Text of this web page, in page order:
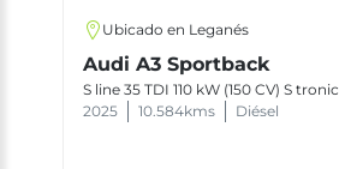
Ubicado en Leganés
Audi A3 Sportback
S line 35 TDI 110 kW (150 CV) S tronic
2025
10.584kms Diésel